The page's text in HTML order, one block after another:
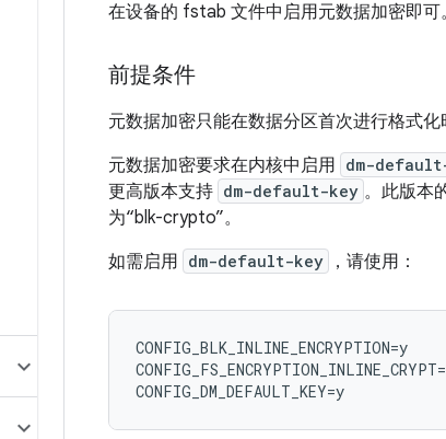
在设备的 fstab 文件中启用元数据加密即可。
前提条件
元数据加密只能在数据分区首次进行格式
元数据加密要求在内核中启用 dm-
更高版本支持 dm-default-key 。此版本
为“blk-crypto”。
如需启用 dm-default-key ，请使用：
CONFIG_BLK_INLINE_ENCRYPTION=y